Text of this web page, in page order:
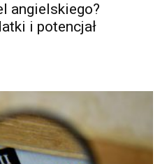
angielskiego?
i potencjał